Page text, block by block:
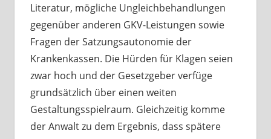
Literatur, mögliche Ungleichbehandlungen
gegenüber anderen GKV-Leistungen sowie
Fragen der Satzungsautonomie der
Krankenkassen. Die Hürden für Klagen seien
zwar hoch und der Gesetzgeber verfüge
grundsätzlich über einen weiten
Gestaltungsspielraum. Gleichzeitig komme
der Anwalt zu dem Ergebnis, dass spätere